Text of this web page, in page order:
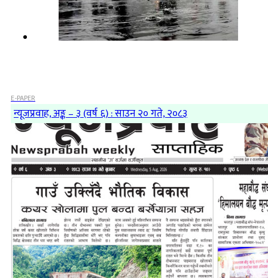
E-PAPER
न्यूजप्रवाह, अङ्क – ३ (वर्ष ६) : साउन २० गते, २०८३